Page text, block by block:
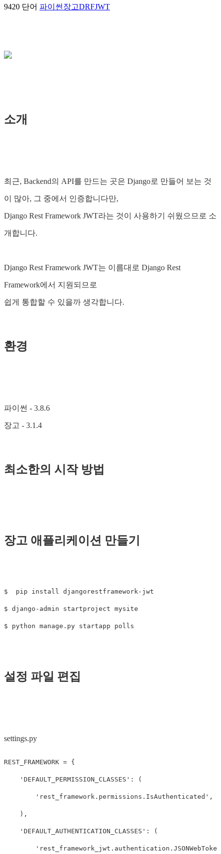
9420 단어 파이썬 장고DRFJWT
소개
최근, Backend의 API를 만드는 곳은 Django로 만들어 보는 것
이 많아, 그 중에서 인증합니다만,
Django Rest Framework JWT라는 것이 사용하기 쉬웠으므로 소
개합니다.
Django Rest Framework JWT는 이름대로 Django Rest
Framework에서 지원되므로
쉽게 통합할 수 있을까 생각합니다.
환경
파이썬 - 3.8.6
장고 - 3.1.4
최소한의 시작 방법
장고 애플리케이션 만들기
$  pip install djangorestframework-jwt
$ django-admin startproject mysite
설정 파일 편집
settings.py
REST_FRAMEWORK = {
'DEFAULT_PERMISSION_CLASSES' : (
'rest_framework.permissions.IsAuthenticated' ,
),
'DEFAULT_AUTHENTICATION_CLASSES' : (